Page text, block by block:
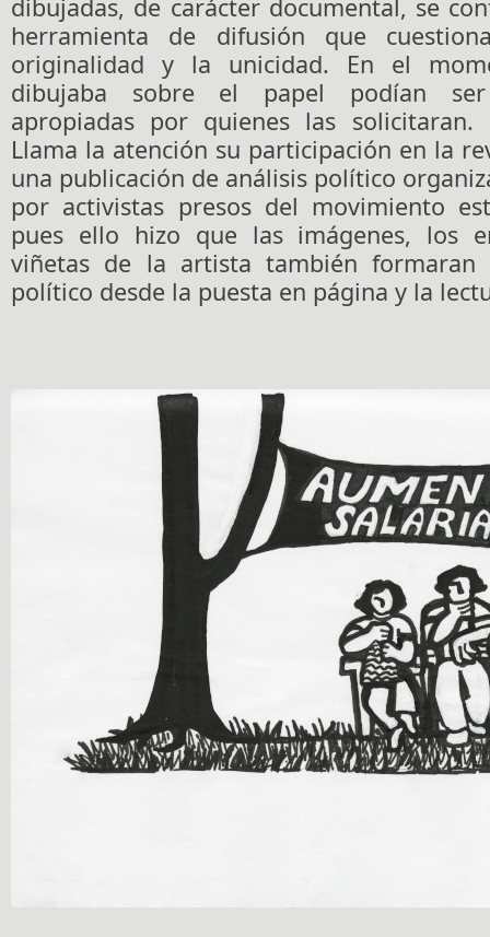
dibujadas, de carácter documental, se
herramienta de difusión que
originalidad y la unicidad. En el
dibujaba sobre el papel podían
apropiadas por quienes las solicitaran.
Llama la atención su participación en la
una publicación de análisis político
por activistas presos del movimiento
pues ello hizo que las imágenes, los
viñetas de la artista también formaran
político desde la puesta en página y la